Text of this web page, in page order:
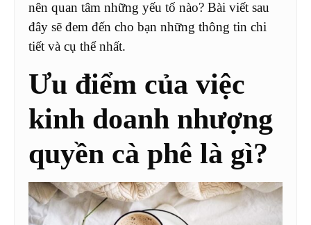
nên quan tâm những yếu tố nào? Bài viết sau
đây sẽ đem đến cho bạn những thông tin chi
tiết và cụ thể nhất.
Ưu điểm của việc
kinh doanh nhượng
quyền cà phê là gì?